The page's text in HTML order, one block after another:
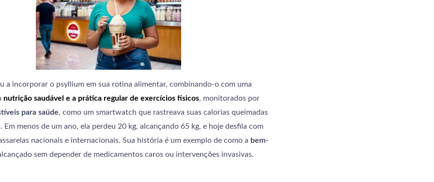
a incorporar o psyllium em sua rotina alimentar, combinando-o com uma
nutrição saudável e a prática regular de exercícios físicos, monitorados por
para saúde, como um smartwatch que rastreava suas calorias queimadas
Em menos de um ano, ela perdeu 20 kg, alcançando 65 kg, e hoje desfila com
nacionais e internacionais. Sua história é um exemplo de como a bem-
sem depender de medicamentos caros ou intervenções invasivas.